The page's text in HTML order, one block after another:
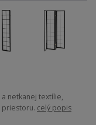
netkanej textílie,
priestoru. celý popis